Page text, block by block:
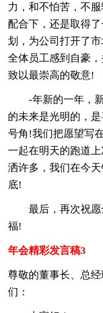
力，和不怕苦，不
配合下，还是取得
划，为公司打开了
全体员工感到自豪
致以最崇高的敬意!
-年新的一年，新
的未来是光明的，
号角!我们把愿望写
一起在明天的跑道
洒许多，我们在今
底!
最后，再次祝愿
福!
年会精彩发言稿3
尊敬的董事长、总
们：